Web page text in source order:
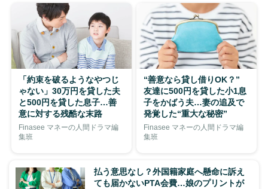
「約束を破るようなやつじ
ゃない」30万円を貸した夫
と500円を貸した息子…善
意に対する残酷な末路
Finasee マネーの人間ドラマ編
集班
“善意なら貸し借りOK？”
友達に500円を貸した小1息
子をかばう夫…妻の追及で
発覚した“重大な秘密”
Finasee マネーの人間ドラマ編
集班
払う意思なし？外国籍家庭へ懸命に訴え
ても届かないPTA会費…娘のプリントが